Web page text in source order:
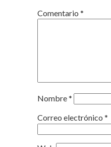
Comentario *
Nombre*
Correo electrónico *